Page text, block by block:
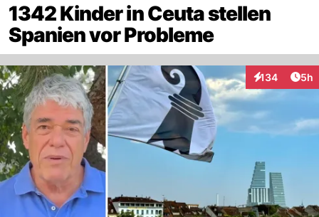
1342 Kinder in Ceuta stellen
Spanien vor Probleme
134
Interaktionen
5h